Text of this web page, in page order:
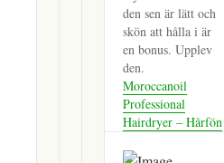
den sen är lätt och
skön att hålla i är
en bonus. Upplev
den.
Moroccanoil
Professional
Hairdryer – Hårfön